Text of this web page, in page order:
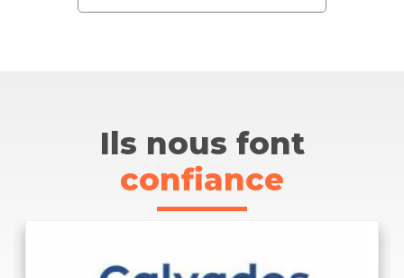
Ils nous font
confiance